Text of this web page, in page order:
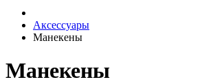
Аксессуары
Манекены
Манекены